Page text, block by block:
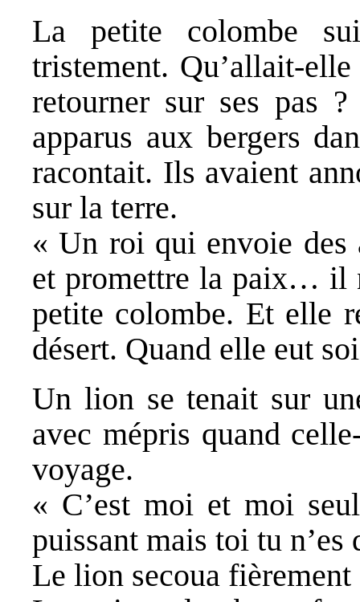
La petite colombe
tristement. Qu’allait-
retourner sur ses pas
apparus aux bergers
racontait. Ils avaient
sur la terre.
« Un roi qui envoie des
et promettre la paix… il
petite colombe. Et elle
désert. Quand elle eut
Un lion se tenait sur
avec mépris quand
voyage.
« C’est moi et moi
puissant mais toi tu
Le lion secoua